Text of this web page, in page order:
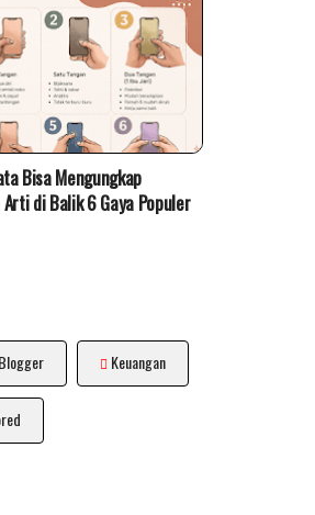
Bisa Mengungkap
di Balik 6 Gaya Populer
Blogger Keuangan